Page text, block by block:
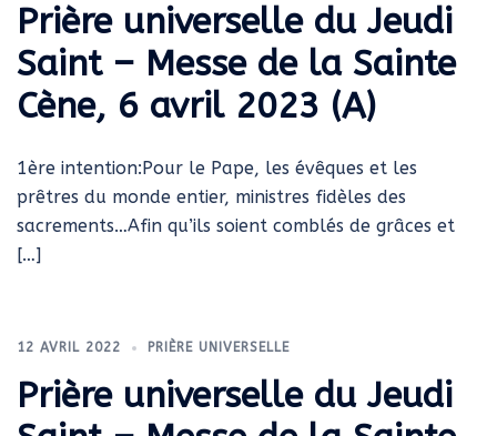
Prière universelle du Jeudi
Saint – Messe de la Sainte
Cène, 6 avril 2023 (A)
1ère intention:Pour le Pape, les évêques et les
prêtres du monde entier, ministres fidèles des
sacrements…Afin qu’ils soient comblés de grâces et
[…]
12 AVRIL 2022 PRIÈRE UNIVERSELLE
Prière universelle du Jeudi